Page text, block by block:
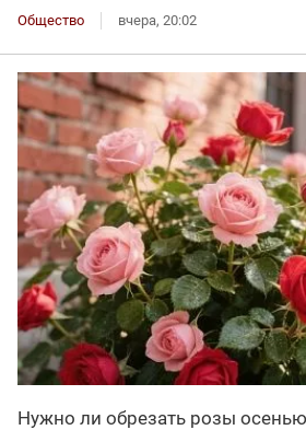
Общество вчера, 20:02
Нужно ли обрезать розы